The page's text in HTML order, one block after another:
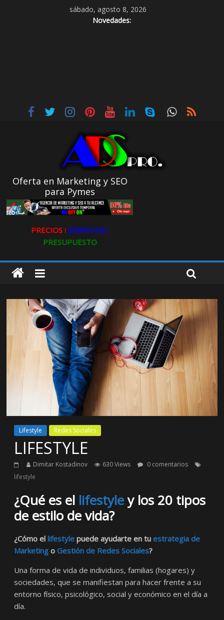
sábado, agosto 8, 2026
Novedades:
Oferta en Marketing y SEO
para Pymes
PRECIOS ǀ SERVICIOS ǀ
PRESUPUESTO
Lifestyle Redes Sociales
LIFESTYLE
Dimitar Kostadinov 630 Views
0 comentarios
lifestyle
¿Qué es el lifestyley los 20 tipos
de estilo de vida?
¿Cómo ellifestylepuede ayudarte en tuestrategia de
Marketing oGestión de Redes Sociales?
Una forma de vida de individuos, familias (hogares) y
sociedades, que se manifiestan para hacer frente a su
entorno físico, psicológico, social y económico en el día a
día.